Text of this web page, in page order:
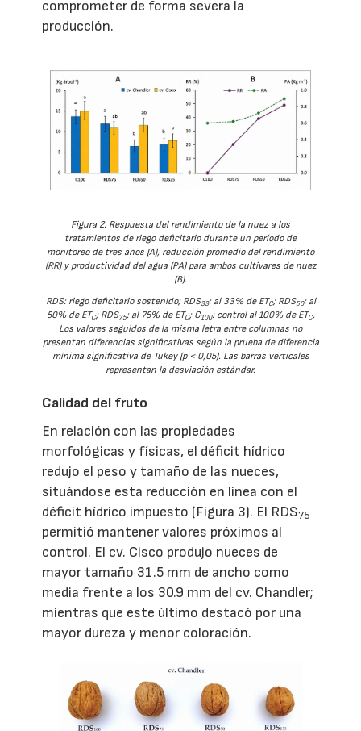
comprometer de forma severa la
producción.
Figura 2. Respuesta del rendimiento de la nuez a los
tratamientos de riego deficitario durante un período de
monitoreo de tres años (A), reducción promedio del rendimiento
(RR) y productividad del agua (PA) para ambos cultivares de nuez
(B).
RDS: riego deficitario sostenido; RDS33: al 33% de ETC; RDS50: al
50% de ETC; RDS75: al 75% de ETC; C100: control al 100% de ETC.
Los valores seguidos de la misma letra entre columnas no
presentan diferencias significativas según la prueba de diferencia
mínima significativa de Tukey (p < 0,05). Las barras verticales
representan la desviación estándar.
Calidad del fruto
En relación con las propiedades
morfológicas y físicas, el déficit hídrico
redujo el peso y tamaño de las nueces,
situándose esta reducción en línea con el
déficit hídrico impuesto (Figura 3). El RDS75
permitió mantener valores próximos al
control. El cv. Cisco produjo nueces de
mayor tamaño 31.5 mm de ancho como
media frente a los 30.9 mm del cv. Chandler;
mientras que este último destacó por una
mayor dureza y menor coloración.